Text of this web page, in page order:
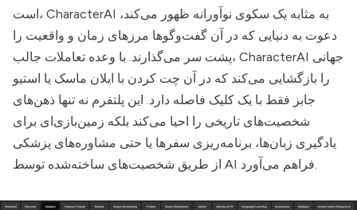
است، CharacterAI به مثابه یک سکوی نوآورانه ظهور می‌کند،
دعوت به دنیایی که در آن گفت‌وگوها مرزهای زمان و واقعیت را
پشت سر می‌گذارند. با وعده تعاملات جالب، CharacterAI جهانی
را بازگشایی می‌کند که در آن چت کردن با ایلان ماسک یا استیو
جابز فقط با یک کلیک فاصله دارد. این پلتفرم نه تنها ذهن‌های
شخصیت‌های تاریخی را احیا می‌کند بلکه زمین‌بازی‌ای برای
یادگیری زبان‌ها، برنامه‌ریزی سفرها یا حتی مشاوره‌های پزشکی
از طریق شخصیت‌های ساخته‌شده توسط AI فراهم می‌آورد.